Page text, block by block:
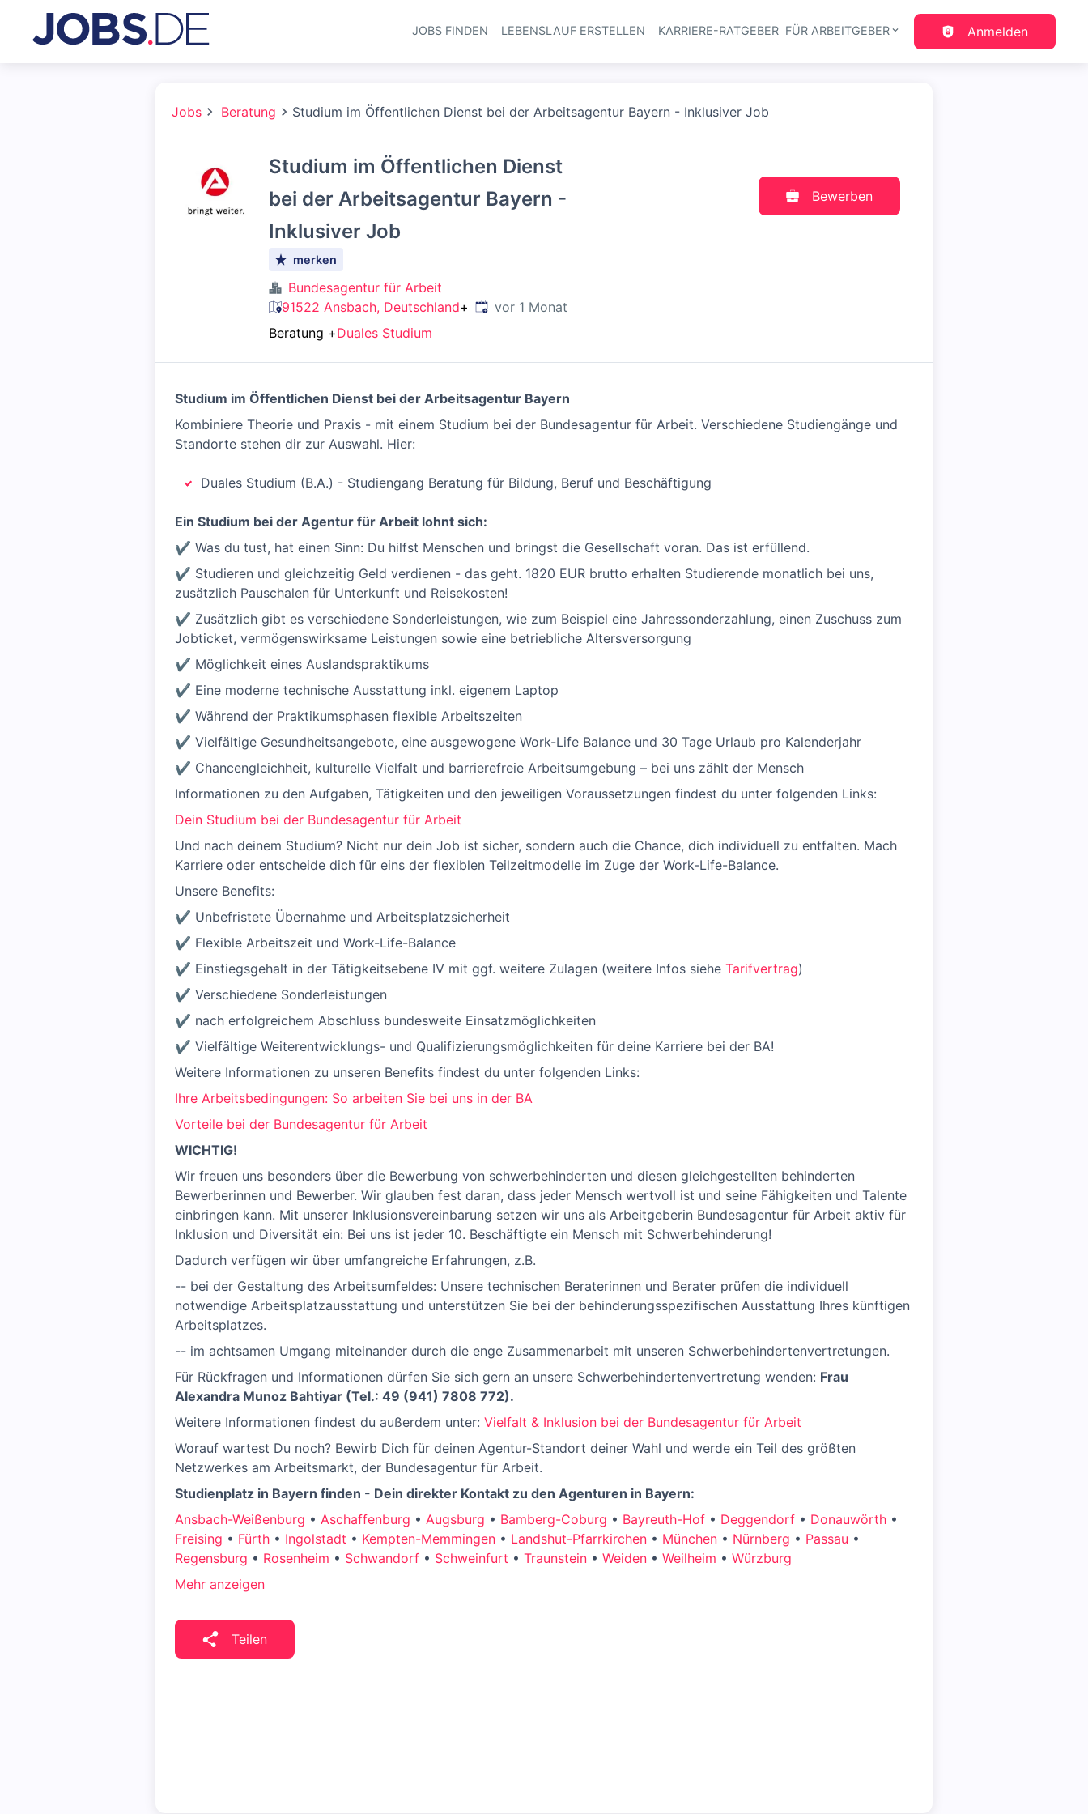
Haupt-Navigation
JOBS FINDEN LEBENSLAUF ERSTELLEN KARRIERE-RATGEBER FÜR ARBEITGEBER Anmelden
Jobs Beratung Studium im Öffentlichen Dienst bei der Arbeitsagentur Bayern - Inklusiver Job
Studium im Öffentlichen Dienst
bei der Arbeitsagentur Bayern -
Inklusiver Job
merken
Bundesagentur für Arbeit
91522 Ansbach, Deutschland+ Veröffentlicht:
vor 1 Monat
Beratung +Duales Studium
Bewerben
Studium im Öffentlichen Dienst bei der Arbeitsagentur Bayern
Kombiniere Theorie und Praxis - mit einem Studium bei der Bundesagentur für Arbeit. Verschiedene Studiengänge und
Standorte stehen dir zur Auswahl. Hier:
Duales Studium (B.A.) - Studiengang Beratung für Bildung, Beruf und Beschäftigung
Ein Studium bei der Agentur für Arbeit lohnt sich:
✔ Was du tust, hat einen Sinn: Du hilfst Menschen und bringst die Gesellschaft voran. Das ist erfüllend.
✔ Studieren und gleichzeitig Geld verdienen - das geht. 1820 EUR brutto erhalten Studierende monatlich bei uns,
zusätzlich Pauschalen für Unterkunft und Reisekosten!
✔ Zusätzlich gibt es verschiedene Sonderleistungen, wie zum Beispiel eine Jahressonderzahlung, einen Zuschuss zum
Jobticket, vermögenswirksame Leistungen sowie eine betriebliche Altersversorgung
✔ Möglichkeit eines Auslandspraktikums
✔ Eine moderne technische Ausstattung inkl. eigenem Laptop
✔ Während der Praktikumsphasen flexible Arbeitszeiten
✔ Vielfältige Gesundheitsangebote, eine ausgewogene Work-Life Balance und 30 Tage Urlaub pro Kalenderjahr
✔ Chancengleichheit, kulturelle Vielfalt und barrierefreie Arbeitsumgebung – bei uns zählt der Mensch
Informationen zu den Aufgaben, Tätigkeiten und den jeweiligen Voraussetzungen findest du unter folgenden Links:
Dein Studium bei der Bundesagentur für Arbeit
Und nach deinem Studium? Nicht nur dein Job ist sicher, sondern auch die Chance, dich individuell zu entfalten. Mach
Karriere oder entscheide dich für eins der flexiblen Teilzeitmodelle im Zuge der Work-Life-Balance.
Unsere Benefits:
✔ Unbefristete Übernahme und Arbeitsplatzsicherheit
✔ Flexible Arbeitszeit und Work-Life-Balance
✔ Einstiegsgehalt in der Tätigkeitsebene IV mit ggf. weitere Zulagen (weitere Infos siehe Tarifvertrag)
✔ Verschiedene Sonderleistungen
✔ nach erfolgreichem Abschluss bundesweite Einsatzmöglichkeiten
✔ Vielfältige Weiterentwicklungs- und Qualifizierungsmöglichkeiten für deine Karriere bei der BA!
Weitere Informationen zu unseren Benefits findest du unter folgenden Links:
Ihre Arbeitsbedingungen: So arbeiten Sie bei uns in der BA
Vorteile bei der Bundesagentur für Arbeit
WICHTIG!
Wir freuen uns besonders über die Bewerbung von schwerbehinderten und diesen gleichgestellten behinderten
Bewerberinnen und Bewerber. Wir glauben fest daran, dass jeder Mensch wertvoll ist und seine Fähigkeiten und Talente
einbringen kann. Mit unserer Inklusionsvereinbarung setzen wir uns als Arbeitgeberin Bundesagentur für Arbeit aktiv für
Inklusion und Diversität ein: Bei uns ist jeder 10. Beschäftigte ein Mensch mit Schwerbehinderung!
Dadurch verfügen wir über umfangreiche Erfahrungen, z.B.
-- bei der Gestaltung des Arbeitsumfeldes: Unsere technischen Beraterinnen und Berater prüfen die individuell
notwendige Arbeitsplatzausstattung und unterstützen Sie bei der behinderungsspezifischen Ausstattung Ihres künftigen
Arbeitsplatzes.
-- im achtsamen Umgang miteinander durch die enge Zusammenarbeit mit unseren Schwerbehindertenvertretungen.
Für Rückfragen und Informationen dürfen Sie sich gern an unsere Schwerbehindertenvertretung wenden: Frau
Alexandra Munoz Bahtiyar (Tel.: 49 (941) 7808 772).
Weitere Informationen findest du außerdem unter: Vielfalt & Inklusion bei der Bundesagentur für Arbeit
Worauf wartest Du noch? Bewirb Dich für deinen Agentur-Standort deiner Wahl und werde ein Teil des größten
Netzwerkes am Arbeitsmarkt, der Bundesagentur für Arbeit.
Studienplatz in Bayern finden - Dein direkter Kontakt zu den Agenturen in Bayern:
Ansbach-Weißenburg • Aschaffenburg • Augsburg • Bamberg-Coburg • Bayreuth-Hof • Deggendorf • Donauwörth •
Freising • Fürth • Ingolstadt • Kempten-Memmingen • Landshut-Pfarrkirchen • München • Nürnberg • Passau •
Regensburg • Rosenheim • Schwandorf • Schweinfurt • Traunstein • Weiden • Weilheim • Würzburg
Mehr anzeigen
Teilen